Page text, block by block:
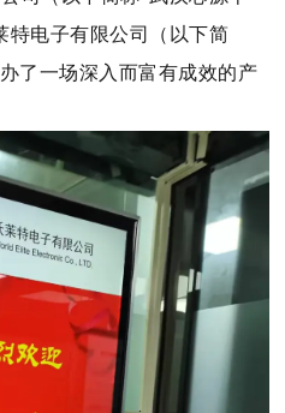
特电子有限公司（以下简
了一场深入而富有成效的产